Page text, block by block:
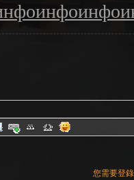
инфоинфо
您需要登